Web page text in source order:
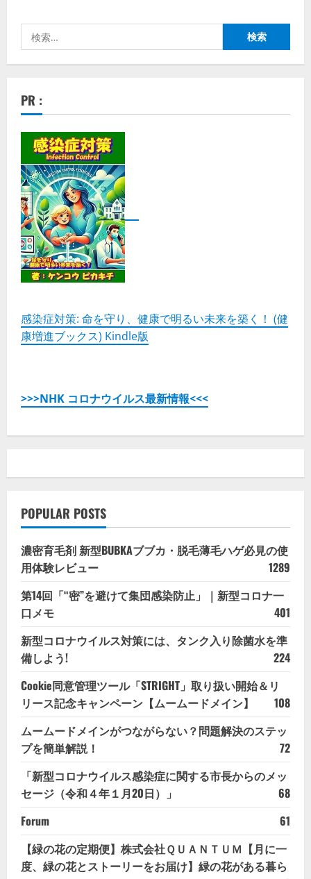
庭
毛
器
お
ス
メ
理
由
の
詳
細
を
ご
覧
く
だ
さ
い
索:
PR :
感染症対策: 命を守り、健康で明るい未来を築く！ (健
康増進ブックス) Kindle版
>>>NHK コロナウイルス最新情報<<<
POPULAR POSTS
濃密育毛剤 新型BUBKAブブカ・脱毛薄毛ハゲ必見の使
用体験レビュー
1289
第14回「“密”を避けて集団感染防止」｜新型コロナ一
口メモ
401
新型コロナウイルス対策には、タンク入り除菌水を準
備しよう!
224
Cookie同意管理ツール「STRIGHT」取り扱い開始＆リ
リース記念キャンペーン【ムームードメイン】
108
ムームードメインがつながらない？問題解決のステッ
プを簡単解説！
72
「新型コロナウイルス感染症に関する市長からのメッ
セージ（令和４年１月20日）」
68
Forum
61
【緑の花の定期便】株式会社ＱＵＡＮＴＵＭ【月に一
度、緑の花とストーリーをお届け】緑の花がある暮ら